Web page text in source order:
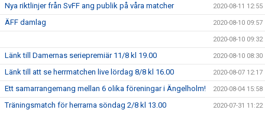
Nya riktlinjer från SvFF ang publik på våra matcher 2020-08-11 12:55
ÄFF damlag 2020-08-10 09:57
2020-08-10 09:32
Länk till Damernas seriepremiär 11/8 kl 19.00 2020-08-10 08:30
Länk till att se herrmatchen live lördag 8/8 kl 16.00 2020-08-07 12:17
Ett samarrangemang mellan 6 olika föreningar i Ängelholm! 2020-08-04 15:58
Träningsmatch för herrarna söndag 2/8 kl 13.00 2020-07-31 11:22